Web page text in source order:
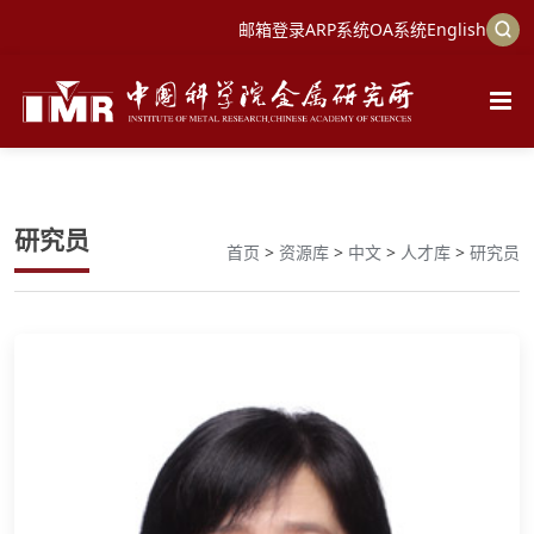
邮箱登录ARP系统OA系统English
研究员 首页 > 资源库 > 中文 > 人才库 > 研究员